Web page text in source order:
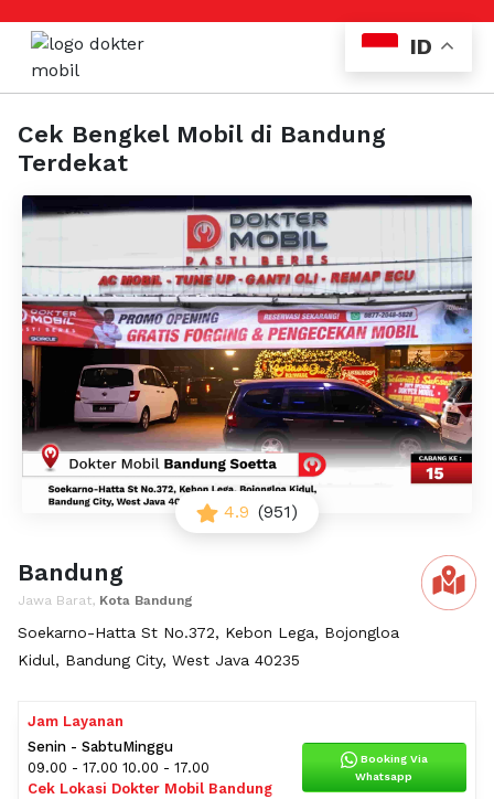
Cek Bengkel Mobil di Bandung
Terdekat
4.9 (951)
Bandung
Jawa Barat, Kota Bandung
Soekarno-Hatta St No.372, Kebon Lega, Bojongloa
Kidul, Bandung City, West Java 40235
Jam Layanan
Senin - Sabtu
09.00 - 17.00
Minggu
10.00 - 17.00
Cek Lokasi Dokter Mobil Bandung
Booking Via
Whatsapp
ID